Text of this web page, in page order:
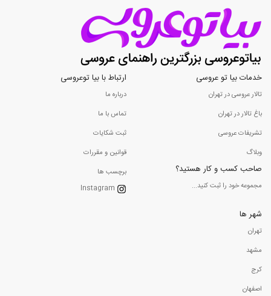
خدمات بیا تو عروسی
تالار عروسی در تهران
باغ تالار در تهران
تشریفات عروسی
وبلاگ
صاحب کسب و کار هستید؟
مجموعه خود را ثبت کنید...
ارتباط با بیا توعروسی
درباره ما
تماس با ما
ثبت شکایات
قوانین و مقررات
برچسب ها
Instagram
شهر ها
تهران
مشهد
کرج
اصفهان